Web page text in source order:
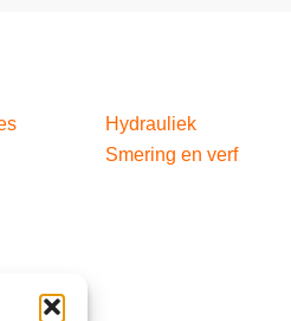
Hydrauliek
Smering en verf